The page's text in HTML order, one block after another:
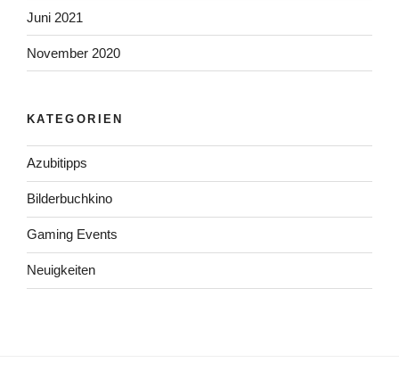
Juni 2021
November 2020
KATEGORIEN
Azubitipps
Bilderbuchkino
Gaming Events
Neuigkeiten